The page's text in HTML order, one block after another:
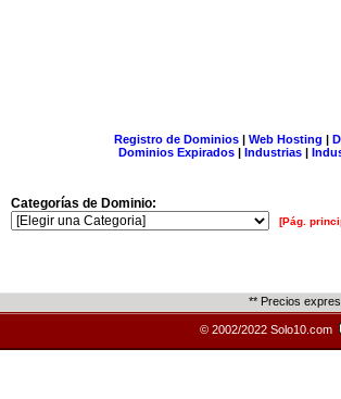
Registro de Dominios| Web Hosting |
Dominios Expirados | Industrias |
Categorías de Dominio:
[Pág.
** Precios
© 2002/2022 Solo10.com